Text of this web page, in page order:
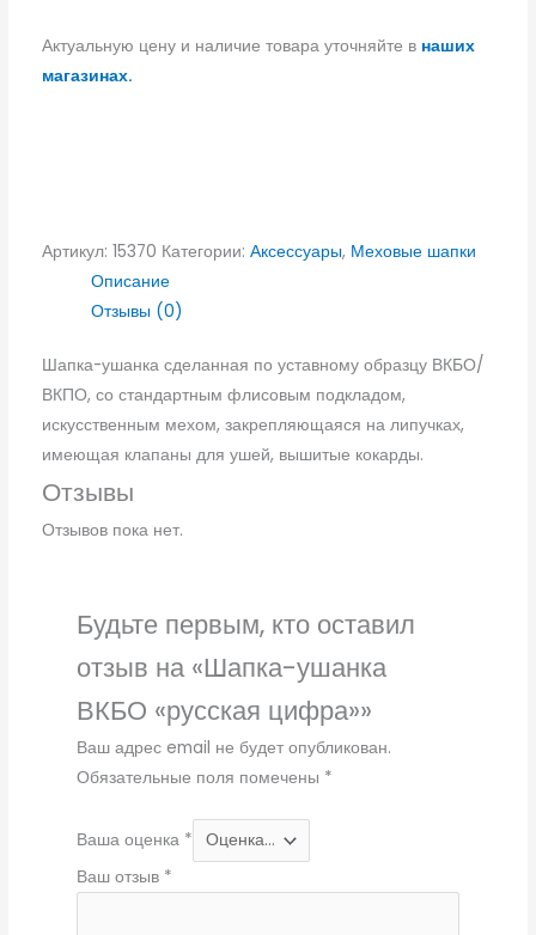
Актуальную цену и наличие товара уточняйте в наших
магазинах.
Артикул: 15370 Категории: Аксессуары, Меховые шапки
Описание
Отзывы (0)
Шапка-ушанка сделанная по уставному образцу ВКБО/
ВКПО, со стандартным флисовым подкладом,
искусственным мехом, закрепляющаяся на липучках,
имеющая клапаны для ушей, вышитые кокарды.
Отзывы
Отзывов пока нет.
Будьте первым, кто оставил
отзыв на «Шапка-ушанка
ВКБО «русская цифра»»
Ваш адрес email не будет опубликован.
Обязательные поля помечены *
Ваша оценка *
Ваш отзыв *